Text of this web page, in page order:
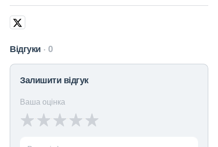
Відгуки 0
Залишити відгук
Ваша оцінка